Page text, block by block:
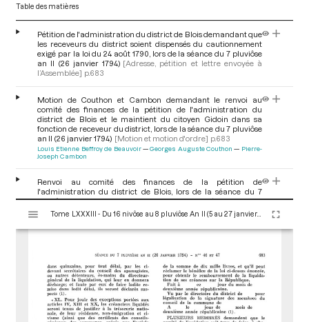
Table des matières
Pétition de l'administration du district de Blois demandant que
les receveurs du district soient dispensés du cautionnement
exigé par la loi du 24 août 1790, lors de la séance du 7 pluviôse
an II (26 janvier 1794) [Adresse, pétition et lettre envoyée à
l’Assemblée] p.683
Motion de Couthon et Cambon demandant le renvoi au
comité des finances de la pétition de l'administration du
district de Blois et le maintient du citoyen Gidoin dans sa
fonction de receveur du district, lors de la séance du 7 pluviôse
an II (26 janvier 1794) [Motion et motion d'ordre] p.683
Louis Etienne Beffroy de Beauvoir Georges Auguste Couthon
Pierre-
Joseph Cambon
Renvoi au comité des finances de la pétition de
l'administration du district de Blois, lors de la séance du 7
pluviôse an II (26 janvier 1794) [Renvoi aux comités] p.683
s